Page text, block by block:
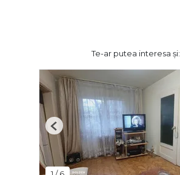
Te-ar putea interesa și:
Previous